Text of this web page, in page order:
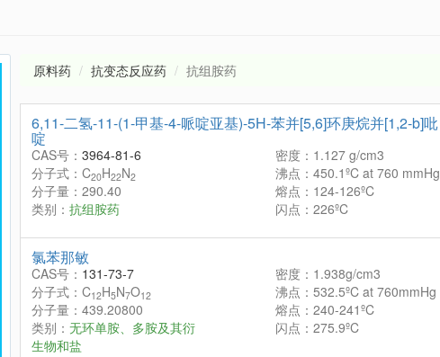
原料药 抗变态反应药 抗组胺药
6,11-二氢-11-(1-甲基-4-哌啶亚基)-5H-苯并[5,6]环庚烷并[1,2-b]吡
啶
CAS号： 3964-81-6
分子式：C20H22N2
分子量：290.40
类别： 抗组胺药
密度：1.127 g/cm3
沸点：450.1ºC at 760 mmHg
熔点：124-126ºC
闪点：226ºC
氯苯那敏
CAS号： 131-73-7
分子式：C12H5N7O12
分子量：439.20800
类别： 无环单胺、多胺及其衍
生物和盐
密度：1.938g/cm3
沸点：532.5ºC at 760mmHg
熔点：240-241ºC
闪点：275.9ºC